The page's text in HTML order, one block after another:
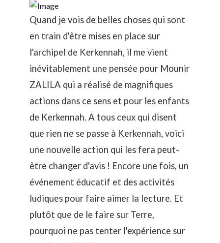
Quand je vois de belles choses qui sont
en train d'être mises en place sur
l'archipel de Kerkennah, il me vient
inévitablement une pensée pour Mounir
ZALILA qui a réalisé de magnifiques
actions dans ce sens et pour les enfants
de Kerkennah. A tous ceux qui disent
que rien ne se passe à Kerkennah, voici
une nouvelle action qui les fera peut-
être changer d'avis ! Encore une fois, un
événement éducatif et des activités
ludiques pour faire aimer la lecture. Et
plutôt que de le faire sur Terre,
pourquoi ne pas tenter l'expérience sur